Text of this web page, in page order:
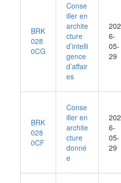
BRK
028
0CG
Conse
iller en
archite
cture
d’intelli
gence
d’affair
es
202
6-
05-
29
BRK
028
0CF
Conse
iller en
archite
cture
donné
e
202
6-
05-
29